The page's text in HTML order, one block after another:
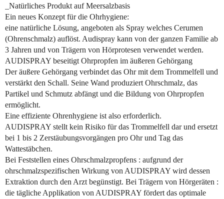
_Natürliches Produkt auf Meersalzbasis
Ein neues Konzept für die Ohrhygiene:
eine natürliche Lösung, angeboten als Spray welches Cerumen
(Ohrenschmalz) auflöst. Audispray kann von der ganzen Familie ab
3 Jahren und von Trägern von Hörprotesen verwendet werden.
AUDISPRAY beseitigt Ohrpropfen im äußeren Gehörgang
Der äußere Gehörgang verbindet das Ohr mit dem Trommelfell und
verstärkt den Schall. Seine Wand produziert Ohrschmalz, das
Partikel und Schmutz abfängt und die Bildung von Ohrpropfen
ermöglicht.
Eine effiziente Ohrenhygiene ist also erforderlich.
AUDISPRAY stellt kein Risiko für das Trommelfell dar und ersetzt
bei 1 bis 2 Zerstäubungsvorgängen pro Ohr und Tag das
Wattestäbchen.
Bei Feststellen eines Ohrschmalzpropfens : aufgrund der
ohrschmalzspezifischen Wirkung von AUDISPRAY wird dessen
Extraktion durch den Arzt begünstigt. Bei Trägern von Hörgeräten :
die tägliche Applikation von AUDISPRAY fördert das optimale